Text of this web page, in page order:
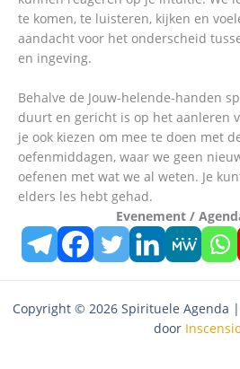
te komen, te luisteren, kijken en
aandacht voor het onderscheid
en ingeving.
Behalve de Jouw-helende-handen
duurt en gericht is op het aanleren
je ook kiezen om mee te doen met
oefenmiddagen, waar we geen
oefenen met wat we al weten. Je
elders les hebt gehad.
Evenement /
Copyright © 2026 Spirituele Agenda |
door